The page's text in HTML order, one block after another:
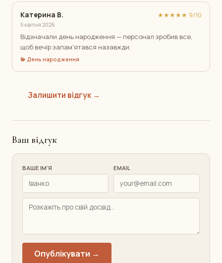
Катерина В.
5 квітня 2026
★★★★★ 9/10
Відзначали день народження — персонал зробив все,
щоб вечір запам'ятався назавжди.
💫 День народження
Залишити відгук →
Ваш відгук
ВАШЕ ІМ'Я EMAIL
Опублікувати →